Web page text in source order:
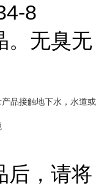
8
。无臭无
品接触地下水，水道或
后，请将